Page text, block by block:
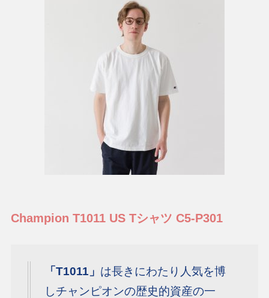
Champion T1011 US Tシャツ C5-P301
「T1011」 は長きにわたり人気を博
しチャンピオンの歴史的資産の一